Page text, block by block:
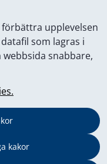
upplevelsen
som lagras i
snabbare,
kakor